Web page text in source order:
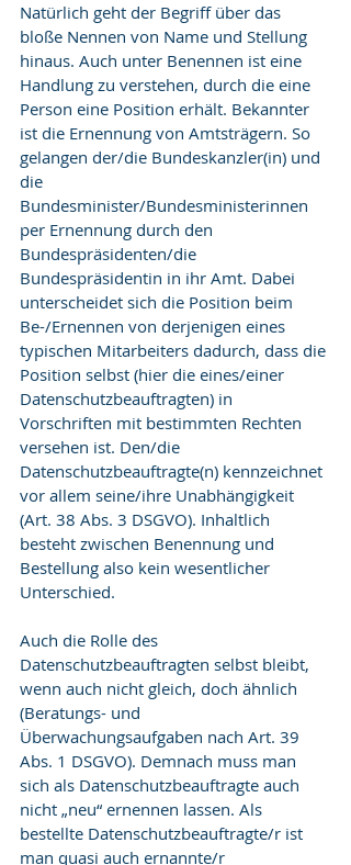
Natürlich geht der Begriff über das
bloße Nennen von Name und Stellung
hinaus. Auch unter Benennen ist eine
Handlung zu verstehen, durch die eine
Person eine Position erhält. Bekannter
ist die Ernennung von Amtsträgern. So
gelangen der/die Bundeskanzler(in) und
die
Bundesminister/Bundesministerinnen
per Ernennung durch den
Bundespräsidenten/die
Bundespräsidentin in ihr Amt. Dabei
unterscheidet sich die Position beim
Be-/Ernennen von derjenigen eines
typischen Mitarbeiters dadurch, dass die
Position selbst (hier die eines/einer
Datenschutzbeauftragten) in
Vorschriften mit bestimmten Rechten
versehen ist. Den/die
Datenschutzbeauftragte(n) kennzeichnet
vor allem seine/ihre Unabhängigkeit
(Art. 38 Abs. 3 DSGVO). Inhaltlich
besteht zwischen Benennung und
Bestellung also kein wesentlicher
Unterschied.
Auch die Rolle des
Datenschutzbeauftragten selbst bleibt,
wenn auch nicht gleich, doch ähnlich
(Beratungs- und
Überwachungsaufgaben nach Art. 39
Abs. 1 DSGVO). Demnach muss man
sich als Datenschutzbeauftragte auch
nicht „neu“ ernennen lassen. Als
bestellte Datenschutzbeauftragte/r ist
man quasi auch ernannte/r